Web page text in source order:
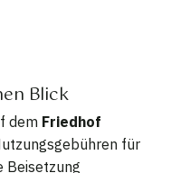
Blick
dem Friedhof
für
Beisetzung